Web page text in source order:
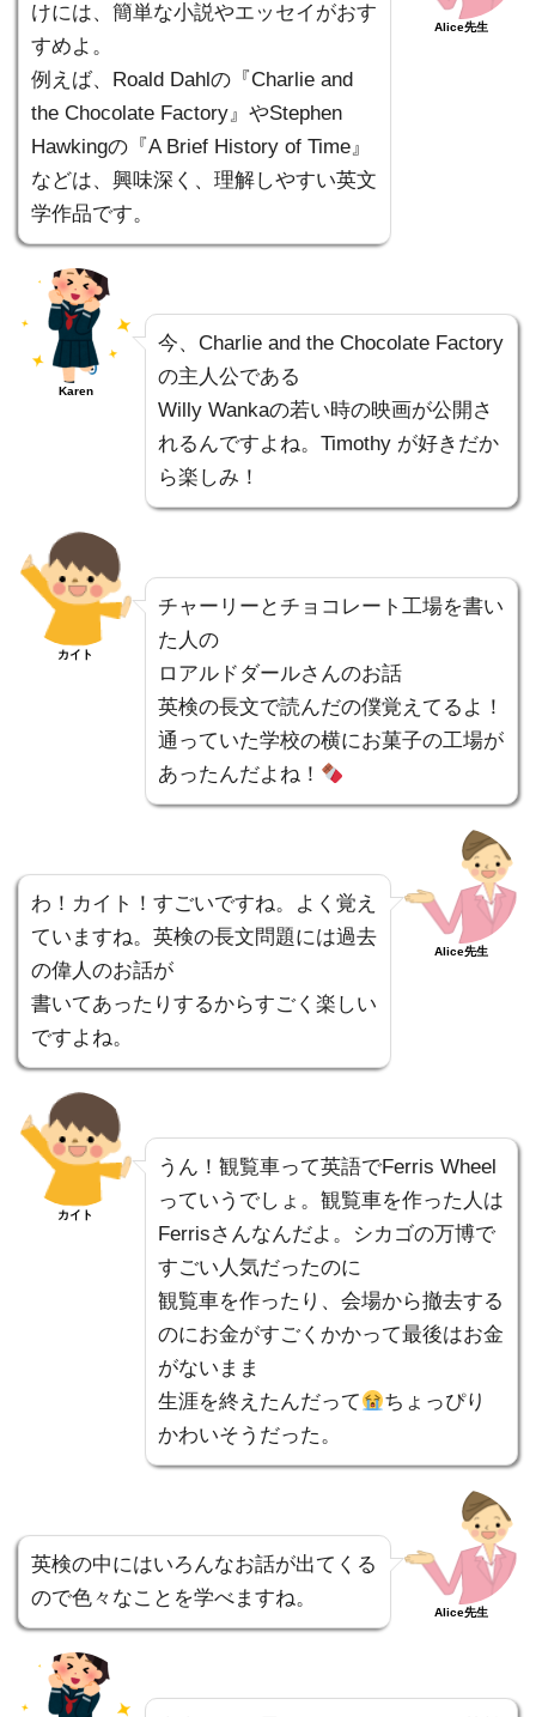
けには、簡単な小説やエッセイがおす
すめよ。
例えば、Roald Dahlの『Charlie and
the Chocolate Factory』やStephen
Hawkingの『A Brief History of Time』
などは、興味深く、理解しやすい英文
学作品です。
Alice先生
Karen
今、Charlie and the Chocolate Factory
の主人公である
Willy Wankaの若い時の映画が公開さ
れるんですよね。Timothy が好きだか
ら楽しみ！
カイト
チャーリーとチョコレート工場を書い
た人の
ロアルドダールさんのお話
英検の長文で読んだの僕覚えてるよ！
通っていた学校の横にお菓子の工場が
あったんだよね！
わ！カイト！すごいですね。よく覚え
ていますね。英検の長文問題には過去
の偉人のお話が
書いてあったりするからすごく楽しい
ですよね。
Alice先生
カイト
うん！観覧車って英語でFerris Wheel
っていうでしょ。観覧車を作った人は
Ferrisさんなんだよ。シカゴの万博で
すごい人気だったのに
観覧車を作ったり、会場から撤去する
のにお金がすごくかかって最後はお金
がないまま
生涯を終えたんだって
ちょっぴり
かわいそうだった。
英検の中にはいろんなお話が出てくる
ので色々なことを学べますね。
Alice先生